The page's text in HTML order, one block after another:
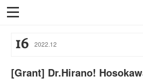
16 2022.12
[Grant] Dr.Hirano!